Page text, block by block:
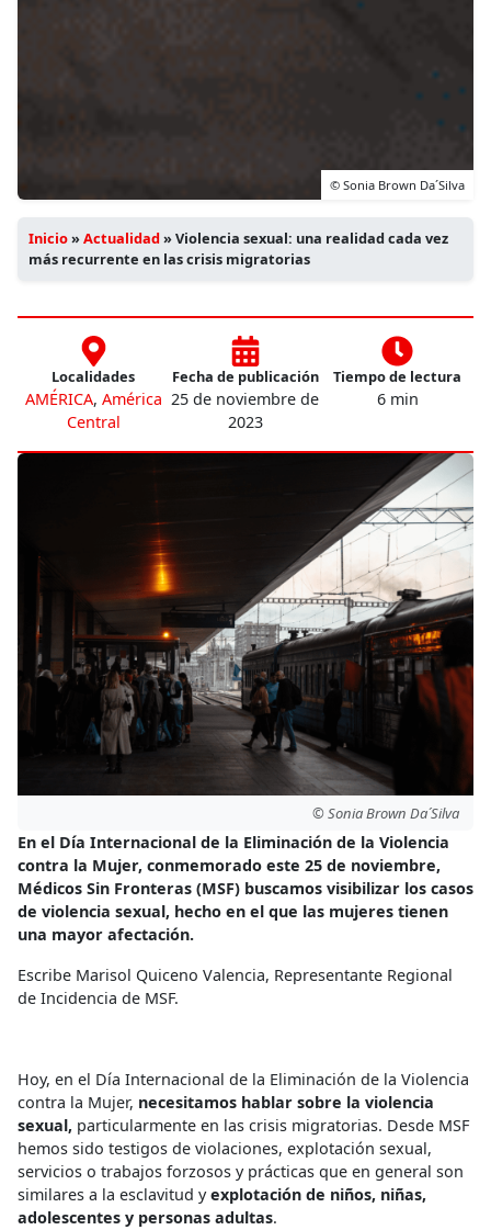
© Sonia Brown Da´Silva
Inicio»Actualidad»Violencia sexual: una realidad cada vez
más recurrente en las crisis migratorias
Localidades
AMÉRICA, América
Central
Fecha de publicación
25 de noviembre de
2023
Tiempo de lectura
6 min
© Sonia Brown Da´Silva
En el Día Internacional de la Eliminación de la Violencia
contra la Mujer, conmemorado este 25 de noviembre,
Médicos Sin Fronteras (MSF) buscamos visibilizar los casos
de violencia sexual, hecho en el que las mujeres tienen
una mayor afectación.
Escribe Marisol Quiceno Valencia, Representante Regional
de Incidencia de MSF.
Hoy, en el Día Internacional de la Eliminación de la Violencia
contra la Mujer, necesitamos hablar sobre la violencia
sexual, particularmente en las crisis migratorias. Desde MSF
hemos sido testigos de violaciones, explotación sexual,
servicios o trabajos forzosos y prácticas que en general son
similares a la esclavitud yexplotación de niños, niñas,
adolescentes y personas adultas.